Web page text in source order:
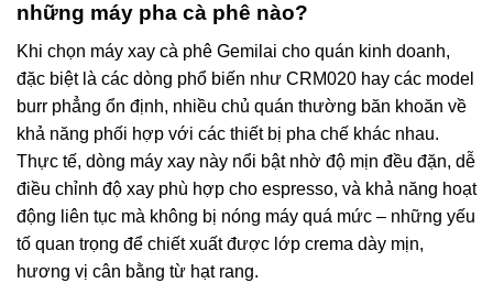
những máy pha cà phê nào?
Khi chọn máy xay cà phê Gemilai cho quán kinh doanh,
đặc biệt là các dòng phổ biến như CRM020 hay các model
burr phẳng ổn định, nhiều chủ quán thường băn khoăn về
khả năng phối hợp với các thiết bị pha chế khác nhau.
Thực tế, dòng máy xay này nổi bật nhờ độ mịn đều đặn, dễ
điều chỉnh độ xay phù hợp cho espresso, và khả năng hoạt
động liên tục mà không bị nóng máy quá mức – những yếu
tố quan trọng để chiết xuất được lớp crema dày mịn,
hương vị cân bằng từ hạt rang.